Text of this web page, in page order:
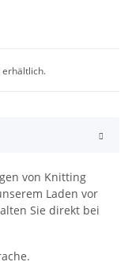
erhältlich.
von Knitting
Laden vor
Sie direkt bei